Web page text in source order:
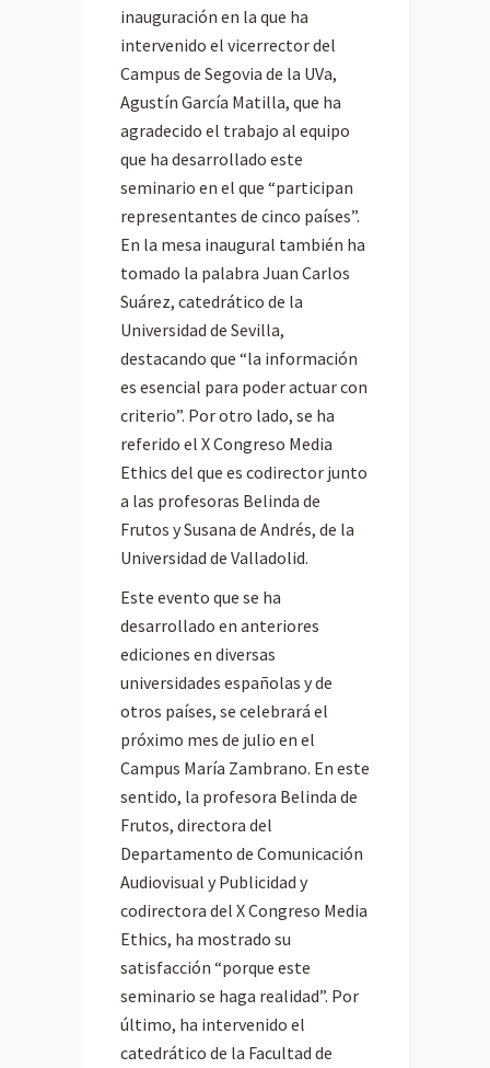
inauguración en la que ha
intervenido el vicerrector del
Campus de Segovia de la UVa,
Agustín García Matilla, que ha
agradecido el trabajo al equipo
que ha desarrollado este
seminario en el que “participan
representantes de cinco países”.
En la mesa inaugural también ha
tomado la palabra Juan Carlos
Suárez, catedrático de la
Universidad de Sevilla,
destacando que “la información
es esencial para poder actuar con
criterio”. Por otro lado, se ha
referido el X Congreso Media
Ethics del que es codirector junto
a las profesoras Belinda de
Frutos y Susana de Andrés, de la
Universidad de Valladolid.
Este evento que se ha
desarrollado en anteriores
ediciones en diversas
universidades españolas y de
otros países, se celebrará el
próximo mes de julio en el
Campus María Zambrano. En este
sentido, la profesora Belinda de
Frutos, directora del
Departamento de Comunicación
Audiovisual y Publicidad y
codirectora del X Congreso Media
Ethics, ha mostrado su
satisfacción “porque este
seminario se haga realidad”. Por
último, ha intervenido el
catedrático de la Facultad de